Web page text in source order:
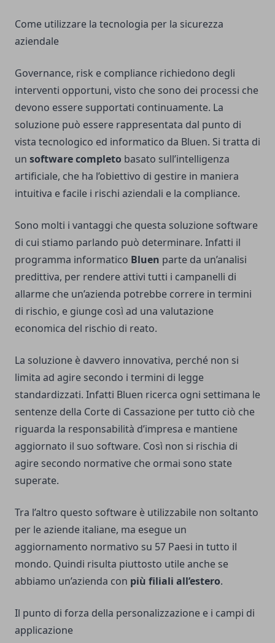
Come utilizzare la tecnologia per la sicurezza
aziendale
Governance, risk e compliance richiedono degli
interventi opportuni, visto che sono dei processi che
devono essere supportati continuamente. La
soluzione può essere rappresentata dal punto di
vista tecnologico ed informatico da Bluen. Si tratta di
un software completo basato sull’intelligenza
artificiale, che ha l’obiettivo di gestire in maniera
intuitiva e facile i rischi aziendali e la compliance.
Sono molti i vantaggi che questa soluzione software
di cui stiamo parlando può determinare. Infatti il
programma informatico Bluen parte da un’analisi
predittiva, per rendere attivi tutti i campanelli di
allarme che un’azienda potrebbe correre in termini
di rischio, e giunge così ad una valutazione
economica del rischio di reato.
La soluzione è davvero innovativa, perché non si
limita ad agire secondo i termini di legge
standardizzati. Infatti Bluen ricerca ogni settimana le
sentenze della Corte di Cassazione per tutto ciò che
riguarda la responsabilità d’impresa e mantiene
aggiornato il suo software. Così non si rischia di
agire secondo normative che ormai sono state
superate.
Tra l’altro questo software è utilizzabile non soltanto
per le aziende italiane, ma esegue un
aggiornamento normativo su 57 Paesi in tutto il
mondo. Quindi risulta piuttosto utile anche se
abbiamo un’azienda con più filiali all’estero.
Il punto di forza della personalizzazione e i campi di
applicazione